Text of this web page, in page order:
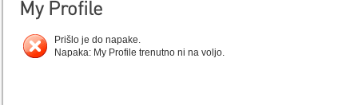
My Profile
Prišlo je do napake.
Napaka: My Profile trenutno ni na voljo.